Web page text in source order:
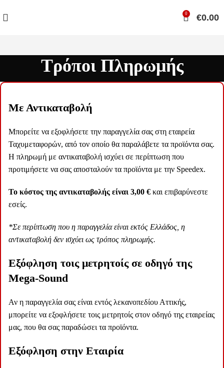
0 €0.00
Τρόποι Πληρωμής
Με Αντικαταβολή
Μπορείτε να εξοφλήσετε την παραγγελία σας στη εταιρεία
Ταχυμεταφορών, από τον οποίο θα παραλάβετε τα προϊόντα σας.
Η πληρωμή με αντικαταβολή ισχύει σε περίπτωση που
προτιμήσετε να σας αποσταλούν τα προϊόντα με την Speedex.
Το κόστος της αντικαταβολής είναι 3,00 € και επιβαρύνεστε
εσείς.
*Σε περίπτωση που η παραγγελία είναι εκτός Ελλάδος, η
αντικαταβολή δεν ισχύει ως τρόπος πληρωμής.
Εξόφληση τοις μετρητοίς σε οδηγό της
Mega-Sound
Αν η παραγγελία σας είναι εντός λεκανοπεδίου Αττικής,
μπορείτε να εξοφλήσετε τοις μετρητοίς στον οδηγό της εταιρείας
μας, που θα σας παραδώσει τα προϊόντα.
Εξόφληση στην Εταιρία